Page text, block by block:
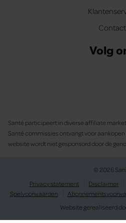
Contact
Volg
Santé participeert in diverse affiliate
Santé commissies ontvangt voor
website wordt niet gesponsord door de
© 2026
Privacy statement
Disclaimer
Spelvoorwaarden
Website gerealiseerd